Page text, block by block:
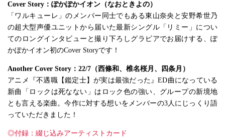
Cover Story：ぽかぽかイオン（なおときよの）
「ワルキューレ」のメンバー同士でもある東山奈央と安野希世乃
の超大型声優ユニットから届いた最新シングル「リミー」につい
てのロングインタビューと撮り下ろしグラビアでお届けする、ぽ
かぽかイオン初のCover Storyです！
Another Cover Story：22/7（西條和、椎名桜月、四条月）
アニメ『不遇職【鑑定士】が実は最強だった』ED曲になっている
新曲「ロックは死なない」はロック色の強い、グループの新境地
とも言える楽曲。今作に対する想いをメンバーの3人にじっくり語
っていただきました！
◎付録：綴じ込みアーティストカード